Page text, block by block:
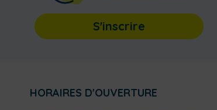
S'inscrire
HORAIRES D'OUVERTURE